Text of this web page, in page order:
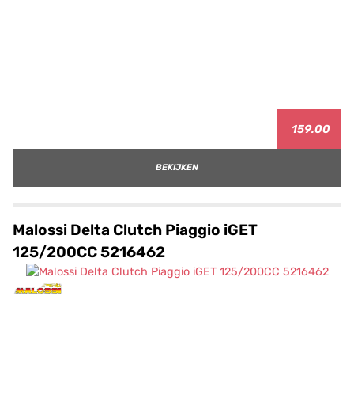
159.00
BEKIJKEN
Malossi Delta Clutch Piaggio iGET
125/200CC 5216462